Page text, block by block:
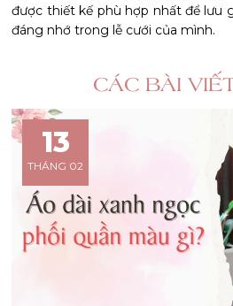
được thiết kế phù hợp nhất để lưu
đáng nhớ trong lễ cưới của mình.
CÁC BÀI
13
THÁNG 02